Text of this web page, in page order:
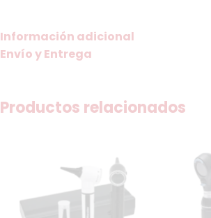
Información adicional
Envío y Entrega
Productos relacionados